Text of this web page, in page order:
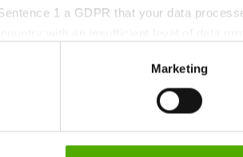
1 a GDPR that your data
can find more information about the
consent.
Marketing
de stockage
bien fermé et